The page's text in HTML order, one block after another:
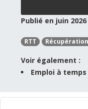
Publié en juin 2026
RTT Récupération
Voir également :
Emploi à